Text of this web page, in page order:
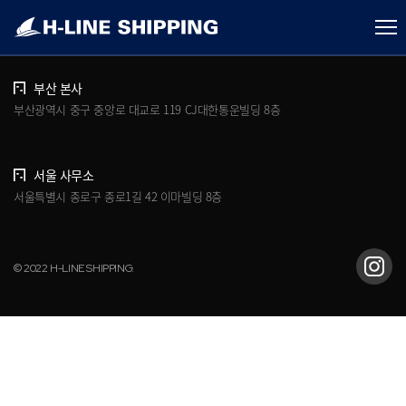
개인정보처리방침 브로슈어 다운로드
부산 본사
부산광역시 중구 중앙로 대교로 119 CJ대한통운빌딩 8층
서울 사무소
서울특별시 종로구 종로1길 42 이마빌딩 8층
© 2022 H-LINE SHIPPING.